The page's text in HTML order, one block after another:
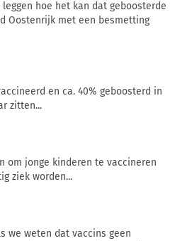
hoe het kan dat geboosterde
Oostenrijk met een besmetting
en ca. 40% geboosterd in
zitten...
om jonge kinderen te vaccineren
ziek worden...
we weten dat vaccins geen